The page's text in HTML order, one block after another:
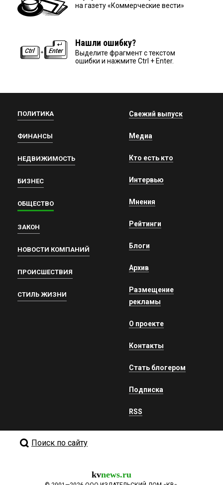
на газету «Коммерческие вести»
Нашли ошибку?
Выделите фрагмент с текстом
ошибки и нажмите Ctrl + Enter.
ПОЛИТИКА
ФИНАНСЫ
НЕДВИЖИМОСТЬ
БИЗНЕС
ОБЩЕСТВО
ЗАКОН
НОВОСТИ КОМПАНИЙ
ПРОИСШЕСТВИЯ
СТИЛЬ ЖИЗНИ
Свежий выпуск
Медиа
Кто есть кто
Интервью
Мнения
Рейтинги
Блоги
Архив
Размещение
рекламы
О проекте
Контакты
Стать блогером
Подписка
RSS
Поиск по сайту
kvnews.ru